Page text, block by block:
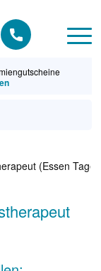
(Essen